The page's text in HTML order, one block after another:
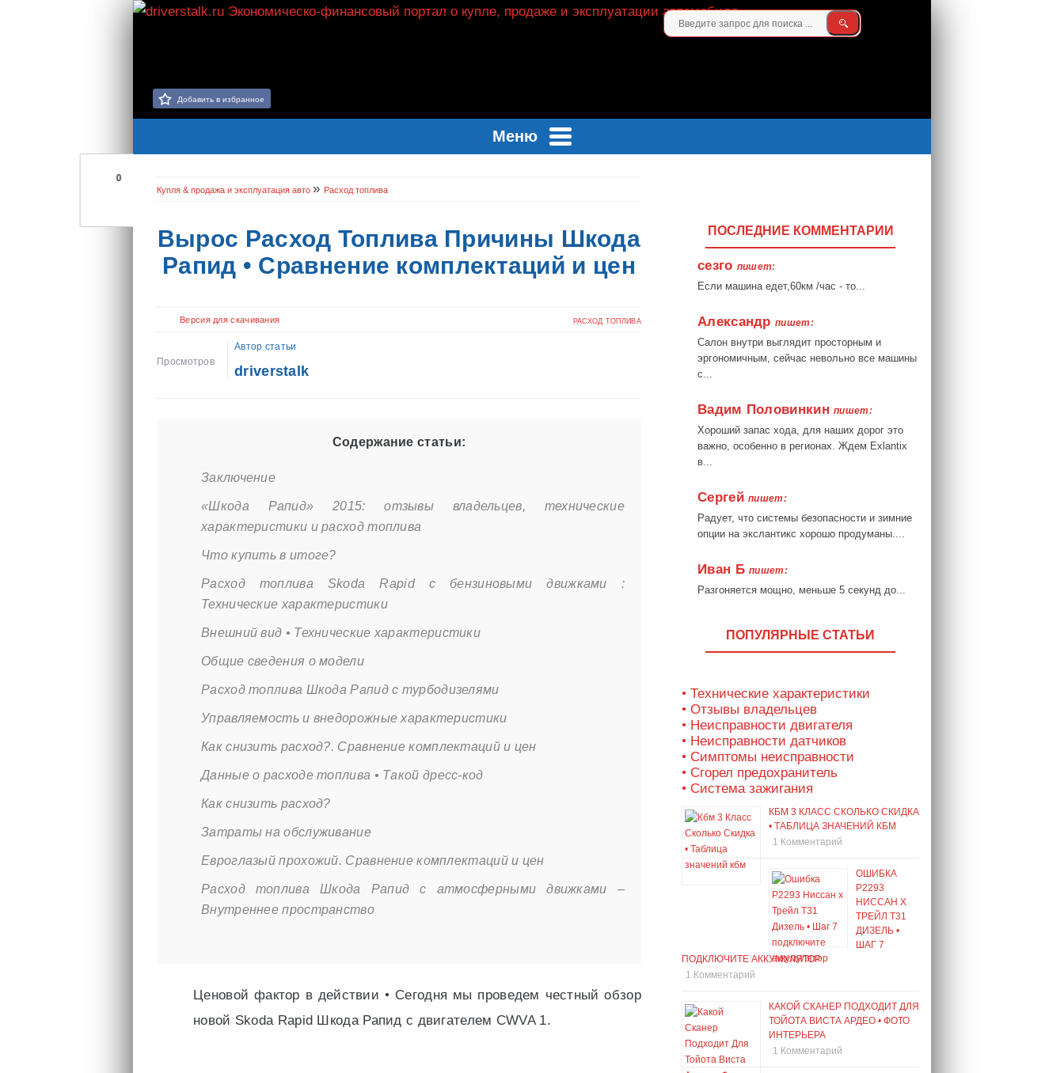
Добавить в избранное
Меню
0
Купля & продажа и эксплуатация авто » Расход топлива
Вырос Расход Топлива Причины Шкода
Рапид • Сравнение комплектаций и цен
Версия для скачивания РАСХОД ТОПЛИВА
Просмотров
Автор статьи
driverstalk
Содержание статьи:
Заключение
«Шкода Рапид» 2015: отзывы владельцев, технические
характеристики и расход топлива
Что купить в итоге?
Расход топлива Skoda Rapid с бензиновыми движками :
Технические характеристики
Внешний вид • Технические характеристики
Общие сведения о модели
Расход топлива Шкода Рапид с турбодизелями
Управляемость и внедорожные характеристики
Как снизить расход?. Сравнение комплектаций и цен
Данные о расходе топлива • Такой дресс-код
Как снизить расход?
Затраты на обслуживание
Евроглазый прохожий. Сравнение комплектаций и цен
Расход топлива Шкода Рапид с атмосферными движками –
Внутреннее пространство
Ценовой фактор в действии • Сегодня мы проведем честный обзор
новой Skoda Rapid Шкода Рапид с двигателем CWVA 1.
ПОСЛЕДНИЕ КОММЕНТАРИИ
сезго пишет:
Если машина едет,60км /час - то...
Александр пишет:
Салон внутри выглядит просторным и
эргономичным, сейчас невольно все машины
с...
Вадим Половинкинпишет:
Хороший запас хода, для наших дорог это
важно, особенно в регионах. Ждем Exlantix
в...
Сергейпишет:
Радует, что системы безопасности и зимние
опции на экслантикс хорошо продуманы....
Иван Бпишет:
Разгоняется мощно, меньше 5 секунд до...
ПОПУЛЯРНЫЕ СТАТЬИ
• Технические характеристики
• Отзывы владельцев
• Неисправности двигателя
• Неисправности датчиков
• Симптомы неисправности
• Сгорел предохранитель
• Система зажигания
КБМ 3 КЛАСС СКОЛЬКО СКИДКА
• ТАБЛИЦА ЗНАЧЕНИЙ КБМ
1 Комментарий
ОШИБКА
Р2293
НИССАН Х
ТРЕЙЛ Т31
ДИЗЕЛЬ •
ШАГ 7
ПОДКЛЮЧИТЕ АККУМУЛЯТОР
1 Комментарий
КАКОЙ СКАНЕР ПОДХОДИТ ДЛЯ
ТОЙОТА ВИСТА АРДЕО • ФОТО
ИНТЕРЬЕРА
1 Комментарий